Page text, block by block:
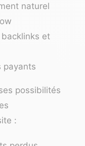
naturel
et
payants
possibilités
: